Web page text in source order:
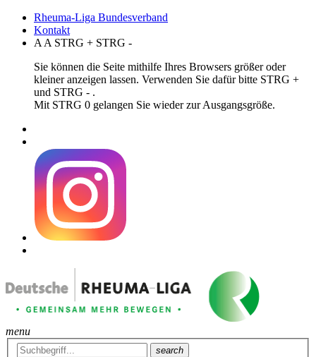
Rheuma-Liga Bundesverband
Kontakt
A A STRG + STRG -
Sie können die Seite mithilfe Ihres Browsers größer oder
kleiner anzeigen lassen. Verwenden Sie dafür bitte STRG +
und STRG - .
Mit STRG 0 gelangen Sie wieder zur Ausgangsgröße.
menu
search